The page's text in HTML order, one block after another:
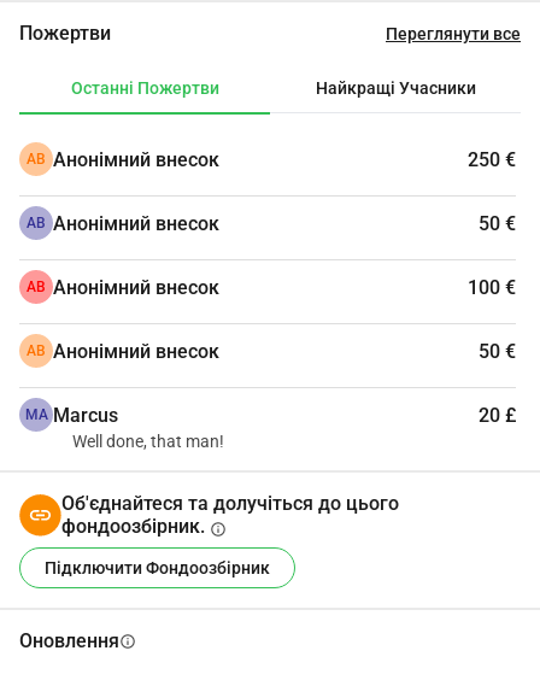
17-21 серпня 2026 року
Пожертви Переглянути все
Останні Пожертви Найкращі Учасники
АВ Анонімний внесок 250 €
АВ Анонімний внесок 50 €
АВ Анонімний внесок 100 €
АВ Анонімний внесок 50 €
MA Marcus 20 £
Well done, that man!
Об'єднайтеся та долучіться до цього
фондоозбірник. info
Підключити Фондоозбірник
Оновленняinfo